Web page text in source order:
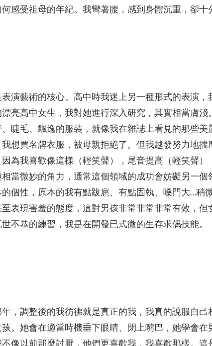
感受祖母的年紀。我彎著腰，感到身體沉重，卻十
表演藝術的核心。高中時我迷上另一種形式的表演
亮高中女生，我對她進行深入研究，其實相當膚淺
睫毛、飄逸的服裝，就像我在雜誌上看見的那些
想買名牌衣服，被母親拒絕了。但我越發努力地
為我喜歡像這樣（輕笑聲），尾音提高（輕笑聲
當微妙的角力，通常這個領域的成功會妨礙另一
個性，原本的我有點跋扈、有點固執、嗓門大…
表現害羞的態度，這對男孩非常非常非常有效，
不恭的練習，我是在開發已式微的生存求偶技能。
，調整後的我彷彿就是真正的我，我真的說服自
。她會在適當時機垂下眼睛、閉上嘴巴，她學會